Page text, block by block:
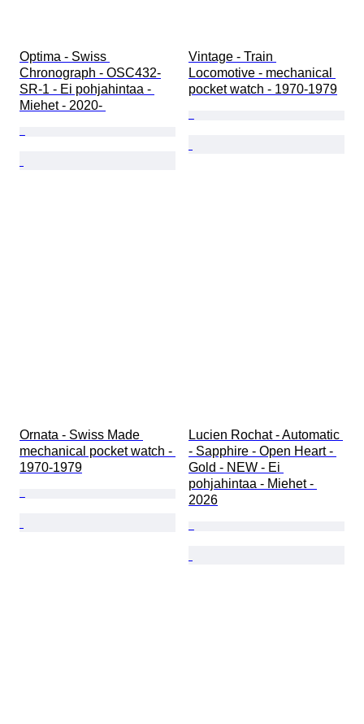
Optima - Swiss
Chronograph - OSC432-
SR-1 - Ei pohjahintaa -
Miehet - 2020-
Vintage - Train
Locomotive - mechanical
pocket watch - 1970-1979
Ornata - Swiss Made
mechanical pocket watch -
1970-1979
Lucien Rochat - Automatic
- Sapphire - Open Heart -
Gold - NEW - Ei
pohjahintaa - Miehet -
2026